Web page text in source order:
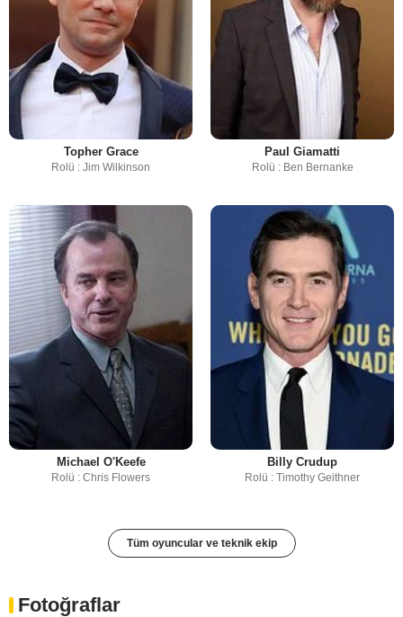
Topher Grace
Rolü : Jim Wilkinson
Paul Giamatti
Rolü : Ben Bernanke
Michael O'Keefe
Rolü : Chris Flowers
Billy Crudup
Rolü : Timothy Geithner
Tüm oyuncular ve teknik ekip
Fotoğraflar